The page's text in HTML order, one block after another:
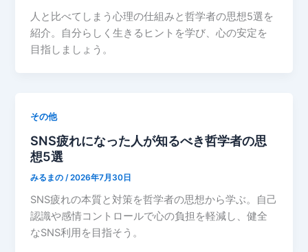
人と比べてしまう心理の仕組みと哲学者の思想5選を
紹介。自分らしく生きるヒントを学び、心の安定を
目指しましょう。
その他
SNS疲れになった人が知るべき哲学者の思
想5選
みるまの /2026年7月30日
SNS疲れの本質と対策を哲学者の思想から学ぶ。自己
認識や感情コントロールで心の負担を軽減し、健全
なSNS利用を目指そう。